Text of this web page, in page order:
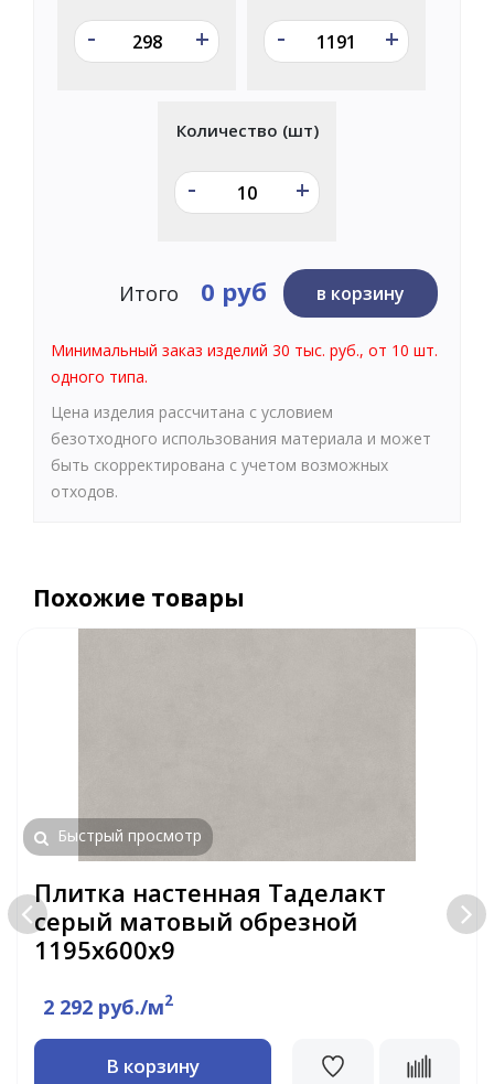
- + - +
Количество (шт)
- +
Итого 0 руб в корзину
Минимальный заказ изделий 30 тыс. руб., от 10 шт.
одного типа.
Цена изделия рассчитана с условием
безотходного использования материала и может
быть скорректирована с учетом возможных
отходов.
Похожие товары
Быстрый просмотр
Плитка настенная Таделакт
серый матовый обрезной
1195x600x9
2 292 руб./м2
В корзину